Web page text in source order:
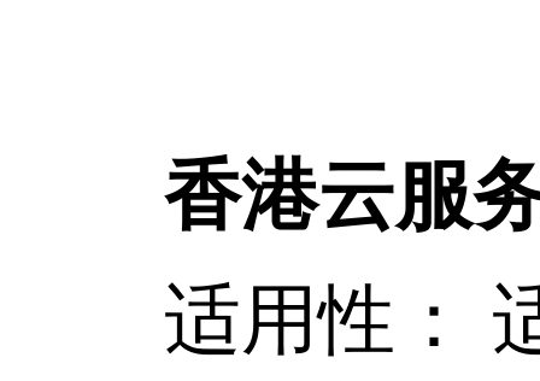
香港云服
适用性： 适